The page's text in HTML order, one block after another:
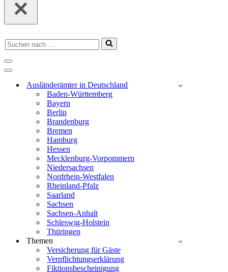
Suchen
nach …
Navigations-
Menü
Navigations-
Ausländerämter in Deutschland
Baden-Württemberg
Bayern
Berlin
Brandenburg
Bremen
Hamburg
Hessen
Mecklenburg-Vorpommern
Niedersachsen
Nordrhein-Westfalen
Rheinland-Pfalz
Saarland
Sachsen
Sachsen-Anhalt
Schleswig-Holstein
Thüringen
Themen
Versicherung für Gäste
Verpflichtungserklärung
Fiktionsbescheinigung